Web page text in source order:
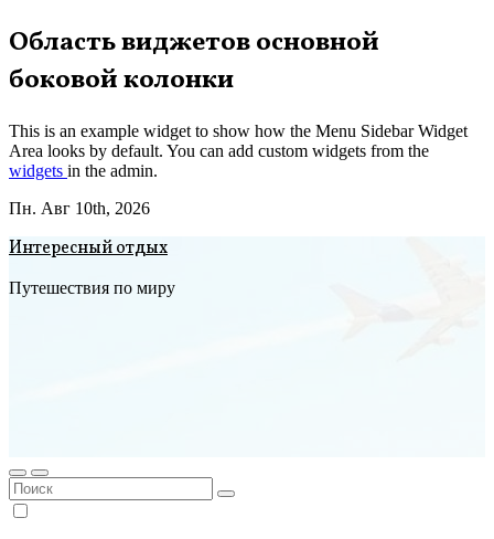
Перейти
к
содержимому
Область виджетов основной
боковой колонки
This is an example widget to show how the Menu Sidebar Widget
Area looks by default. You can add custom widgets from the
widgets in the admin.
Пн. Авг 10th, 2026
Интересный отдых
Путешествия по миру